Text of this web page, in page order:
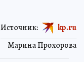
Марина Прохорова
Источник: kp.ru